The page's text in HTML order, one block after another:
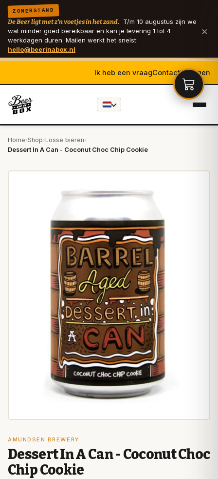
ZOMERSTAND
De Beer ligt met z'n voetjes in het zand. T/m 10 augustus zijn we
wat minder goed bereikbaar en kan je levering 1 tot 4
werkdagen duren. Mailen werkt het snelst:
hello@beerinabox.nl
×
Ik heb een vraagContactInloggen
Home›Shop›Losse bieren›
Dessert In A Can - Coconut Choc Chip Cookie
AMUNDSEN BREWERY
Dessert In A Can - Coconut Choc
Chip Cookie